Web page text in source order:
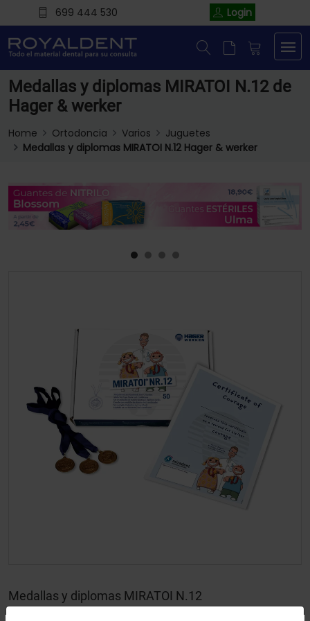
699 444 530 Login
Medallas y diplomas MIRATOI N.12 de
Hager & werker
Home Ortodoncia Varios
Juguetes
Medallas y diplomas MIRATOI N.12 Hager & werker
Medallas y diplomas MIRATOI N.12